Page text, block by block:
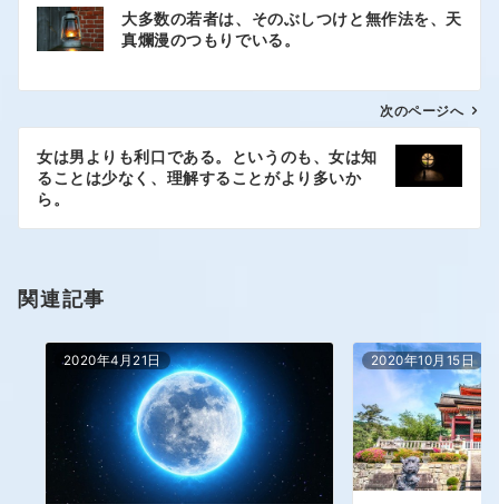
大多数の若者は、そのぶしつけと無作法を、天
真爛漫のつもりでいる。
次のページへ
女は男よりも利口である。というのも、女は知
ることは少なく、理解することがより多いか
ら。
関連記事
2020年4月21日 2020年10月15日